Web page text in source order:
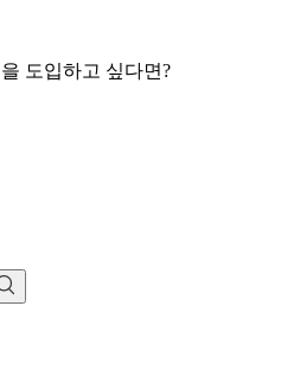
을 도입하고 싶다면?